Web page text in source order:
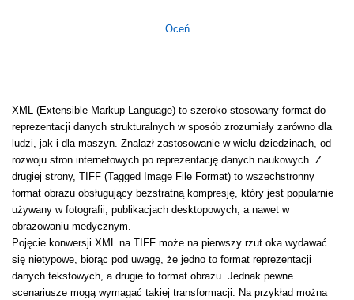
Oceń
XML (Extensible Markup Language) to szeroko stosowany format do
reprezentacji danych strukturalnych w sposób zrozumiały zarówno dla
ludzi, jak i dla maszyn. Znalazł zastosowanie w wielu dziedzinach, od
rozwoju stron internetowych po reprezentację danych naukowych. Z
drugiej strony, TIFF (Tagged Image File Format) to wszechstronny
format obrazu obsługujący bezstratną kompresję, który jest popularnie
używany w fotografii, publikacjach desktopowych, a nawet w
obrazowaniu medycznym.
Pojęcie konwersji XML na TIFF może na pierwszy rzut oka wydawać
się nietypowe, biorąc pod uwagę, że jedno to format reprezentacji
danych tekstowych, a drugie to format obrazu. Jednak pewne
scenariusze mogą wymagać takiej transformacji. Na przykład można